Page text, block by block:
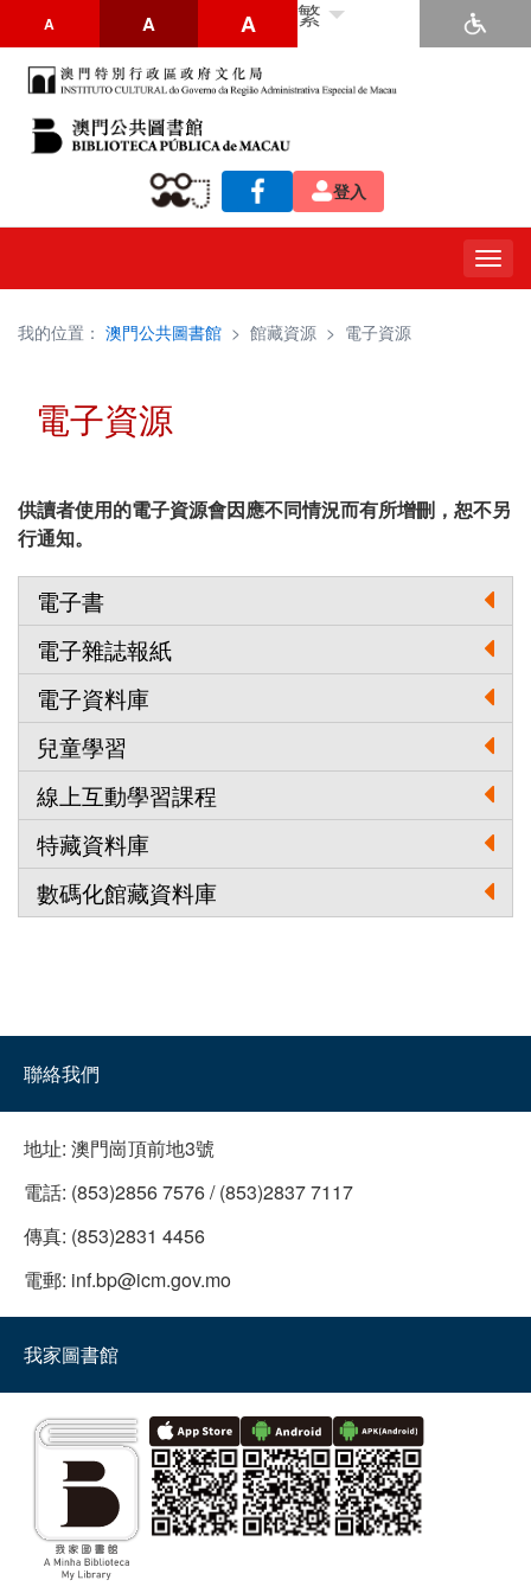
A A A 繁
登入
我的位置： 澳門公共圖書館 > 館藏資源 > 電子資源
電子資源
供讀者使用的電子資源會因應不同情況而有所增刪，恕不另
行通知。
電子書
電子雜誌報紙
電子資料庫
兒童學習
線上互動學習課程
特藏資料庫
數碼化館藏資料庫
聯絡我們
地址: 澳門崗頂前地3號
電話: (853)2856 7576 / (853)2837 7117
傳真: (853)2831 4456
電郵: inf.bp@icm.gov.mo
我家圖書館